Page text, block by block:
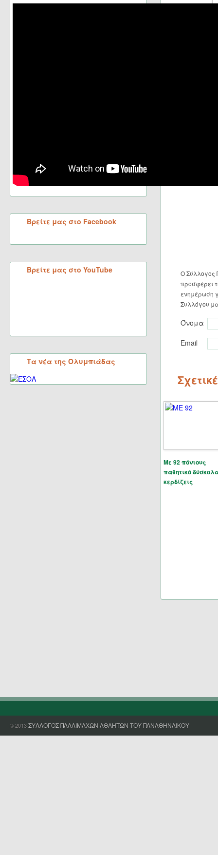
Βρείτε μας στο Facebook
Βρείτε μας στο YouTube
Τα νέα της Ολυμπιάδας
Ο Σύλλογος
προσφέρει
ενημέρωση
Συλλόγου
Όνομα
Email
Με 92 πόντους
παθητικό
κερδίζεις
© 2013ΣΥΛΛΟΓΟΣ ΠΑΛΑΙΜΑΧΩΝ ΑΘΛΗΤΩΝ ΤΟΥ ΠΑΝΑΘΗΝΑΙΚΟΥ